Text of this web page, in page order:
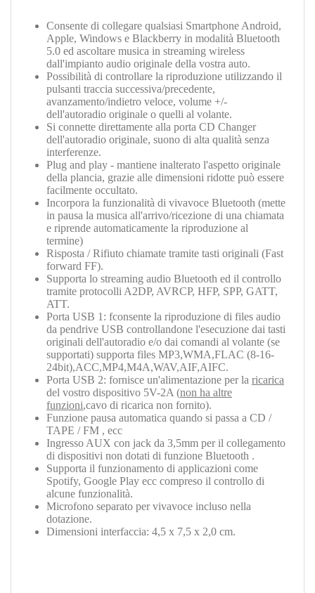
Consente di collegare qualsiasi Smartphone Android,
Apple, Windows e Blackberry in modalità Bluetooth
5.0 ed ascoltare musica in streaming wireless
dall'impianto audio originale della vostra auto.
Possibilità di controllare la riproduzione utilizzando il
pulsanti traccia successiva/precedente,
avanzamento/indietro veloce, volume +/-
dell'autoradio originale o quelli al volante.
Si connette direttamente alla porta CD Changer
dell'autoradio originale, suono di alta qualità senza
interferenze.
Plug and play - mantiene inalterato l'aspetto originale
della plancia, grazie alle dimensioni ridotte può essere
facilmente occultato.
Incorpora la funzionalità di vivavoce Bluetooth (mette
in pausa la musica all'arrivo/ricezione di una chiamata
e riprende automaticamente la riproduzione al
termine)
Risposta / Rifiuto chiamate tramite tasti originali (Fast
forward FF).
Supporta lo streaming audio Bluetooth ed il controllo
tramite protocolli A2DP, AVRCP, HFP, SPP, GATT,
ATT.
Porta USB 1: fconsente la riproduzione di files audio
da pendrive USB controllandone l'esecuzione dai tasti
originali dell'autoradio e/o dai comandi al volante (se
supportati) supporta files MP3,WMA,FLAC (8-16-
24bit),ACC,MP4,M4A,WAV,AIF,AIFC.
Porta USB 2: fornisce un'alimentazione per la ricarica
del vostro dispositivo 5V-2A (non ha altre
funzioni,cavo di ricarica non fornito).
Funzione pausa automatica quando si passa a CD /
TAPE / FM , ecc
Ingresso AUX con jack da 3,5mm per il collegamento
di dispositivi non dotati di funzione Bluetooth .
Supporta il funzionamento di applicazioni come
Spotify, Google Play ecc compreso il controllo di
alcune funzionalità.
Microfono separato per vivavoce incluso nella
dotazione.
Dimensioni interfaccia: 4,5 x 7,5 x 2,0 cm.